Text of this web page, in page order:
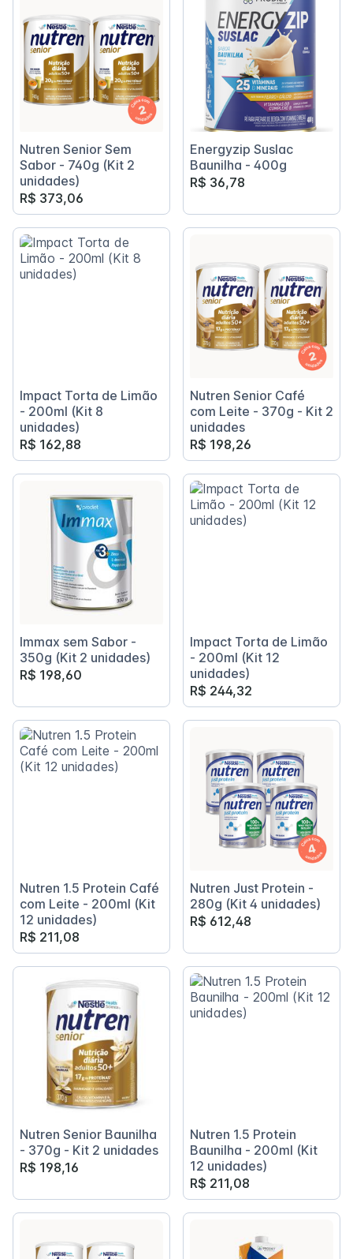
Nutren Senior Sem
Sabor - 740g (Kit 2
unidades)
R$ 373,06
Energyzip Suslac
Baunilha - 400g
R$ 36,78
Impact Torta de Limão
- 200ml (Kit 8
unidades)
R$ 162,88
Nutren Senior Café
com Leite - 370g - Kit 2
unidades
R$ 198,26
Immax sem Sabor -
350g (Kit 2 unidades)
R$ 198,60
Impact Torta de Limão
- 200ml (Kit 12
unidades)
R$ 244,32
Nutren 1.5 Protein Café
com Leite - 200ml (Kit
12 unidades)
R$ 211,08
Nutren Just Protein -
280g (Kit 4 unidades)
R$ 612,48
Nutren Senior Baunilha
- 370g - Kit 2 unidades
R$ 198,16
Nutren 1.5 Protein
Baunilha - 200ml (Kit
12 unidades)
R$ 211,08